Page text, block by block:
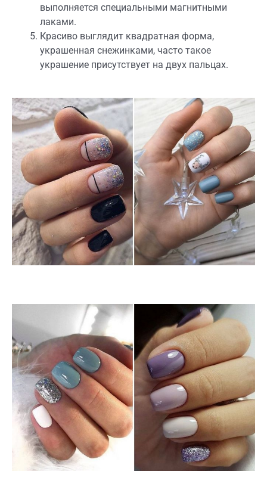
выполняется специальными магнитными
лаками.
Красиво выглядит квадратная форма,
украшенная снежинками, часто такое
украшение присутствует на двух пальцах.